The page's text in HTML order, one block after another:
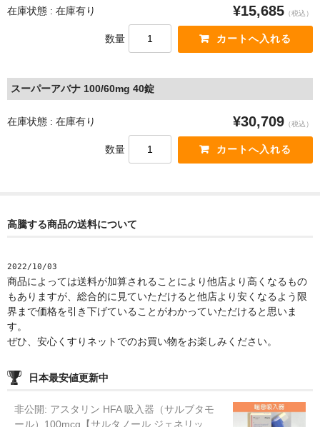
在庫状態 : 在庫有り ¥15,685 （税込）
数量
スーパーアバナ 100/60mg 40錠
在庫状態 : 在庫有り ¥30,709 （税込）
数量
高騰する商品の送料について
2022/10/03
商品によっては送料が加算されることにより他店より高くなるもの
もありますが、総合的に見ていただけると他店より安くなるよう限
界まで価格を引き下げていることがわかっていただけると思いま
す。
ぜひ、安心くすりネットでのお買い物をお楽しみください。
日本最安値更新中
非公開: アスタリン HFA 吸入器（サルブタモ
ール）100mcg【サルタノール ジェネリッ